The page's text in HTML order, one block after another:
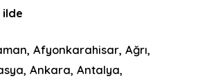
ilde
Afyonkarahisar, Ağrı,
Ankara, Antalya,